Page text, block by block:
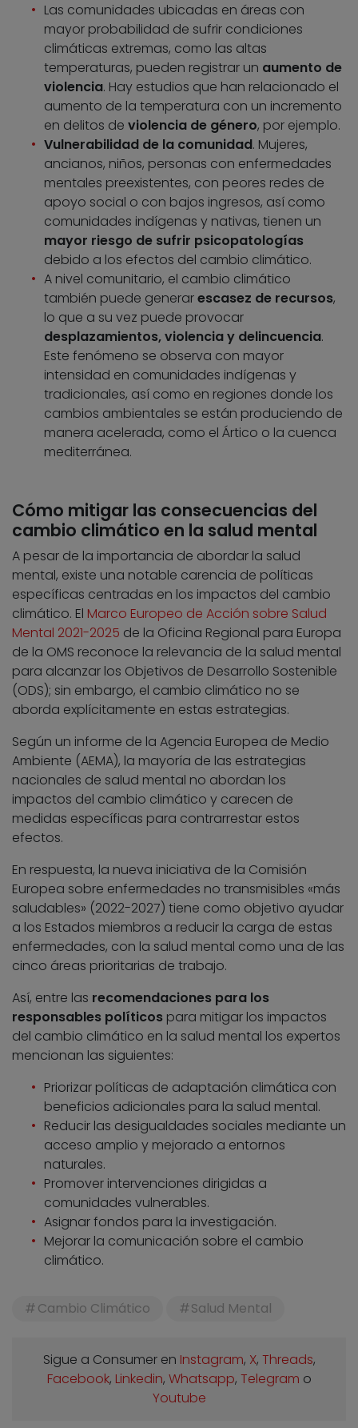
Las comunidades ubicadas en áreas con
mayor probabilidad de sufrir condiciones
climáticas extremas, como las altas
temperaturas, pueden registrar un aumento de
violencia. Hay estudios que han relacionado el
aumento de la temperatura con un incremento
en delitos de violencia de género, por ejemplo.
Vulnerabilidad de la comunidad. Mujeres,
ancianos, niños, personas con enfermedades
mentales preexistentes, con peores redes de
apoyo social o con bajos ingresos, así como
comunidades indígenas y nativas, tienen un
mayor riesgo de sufrir psicopatologías
debido a los efectos del cambio climático.
A nivel comunitario, el cambio climático
también puede generarescasez de recursos,
lo que a su vez puede provocar
desplazamientos, violencia y delincuencia.
Este fenómeno se observa con mayor
intensidad en comunidades indígenas y
tradicionales, así como en regiones donde los
cambios ambientales se están produciendo de
manera acelerada, como el Ártico o la cuenca
mediterránea.
Cómo mitigar las consecuencias del
cambio climático en la salud mental
A pesar de la importancia de abordar la salud
mental, existe una notable carencia de políticas
específicas centradas en los impactos del cambio
climático. El Marco Europeo de Acción sobre Salud
Mental 2021-2025 de la Oficina Regional para Europa
de la OMS reconoce la relevancia de la salud mental
para alcanzar los Objetivos de Desarrollo Sostenible
(ODS); sin embargo, el cambio climático no se
aborda explícitamente en estas estrategias.
Según un informe de la Agencia Europea de Medio
Ambiente (AEMA), la mayoría de las estrategias
nacionales de salud mental no abordan los
impactos del cambio climático y carecen de
medidas específicas para contrarrestar estos
efectos.
En respuesta, la nueva iniciativa de la Comisión
Europea sobre enfermedades no transmisibles «más
saludables» (2022-2027) tiene como objetivo ayudar
a los Estados miembros a reducir la carga de estas
enfermedades, con la salud mental como una de las
cinco áreas prioritarias de trabajo.
Así, entre las recomendaciones para los
responsables políticos para mitigar los impactos
del cambio climático en la salud mental los expertos
mencionan las siguientes:
Priorizar políticas de adaptación climática con
beneficios adicionales para la salud mental.
Reducir las desigualdades sociales mediante un
acceso amplio y mejorado a entornos
naturales.
Promover intervenciones dirigidas a
comunidades vulnerables.
Asignar fondos para la investigación.
Mejorar la comunicación sobre el cambio
climático.
Cambio Climático Salud Mental
Sigue a Consumer en Instagram, X, Threads,
Facebook, Linkedin, Whatsapp, Telegram o
Youtube